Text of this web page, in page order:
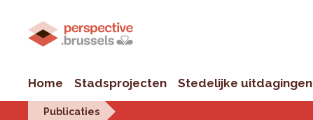
Home Stadsprojecten Stedelijke uitdagingen
Publicaties